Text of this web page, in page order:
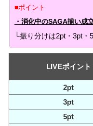
■ポイント
・消化中のSAGA揃い成
└振り分けは2pt・3pt・
LIVEポイント
2pt
3pt
5pt